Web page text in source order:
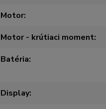
Motor
Motor - krútiaci moment
Batéria
Display